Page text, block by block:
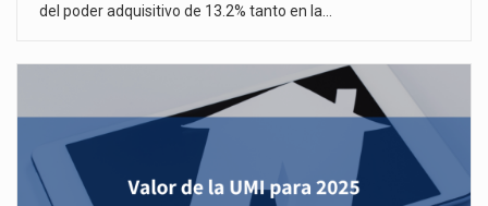
del poder adquisitivo de 13.2% tanto en la…